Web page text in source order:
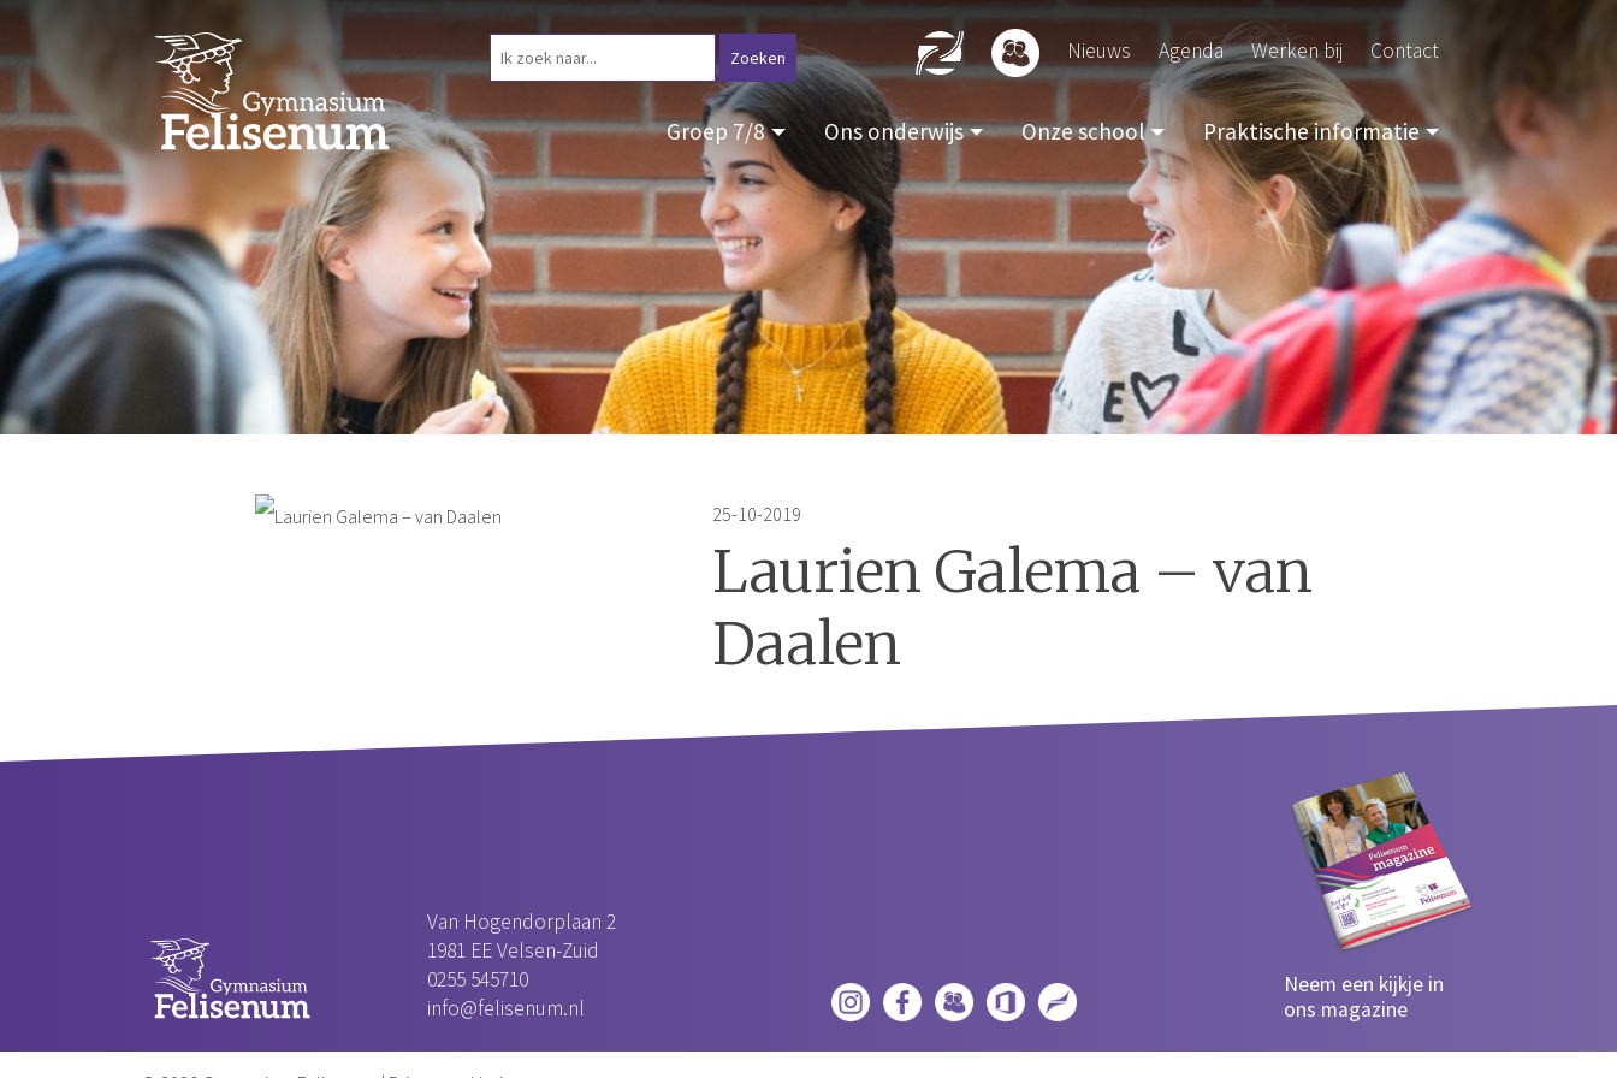
Nieuws Agenda Werken bij Contact
Groep 7/8 Ons onderwijs Onze school Praktische informatie
25-10-2019
Laurien Galema – van
Daalen
Van Hogendorplaan 2
1981 EE Velsen-Zuid‎
0255 545710
info@felisenum.nl
Neem een kijkje in
ons magazine